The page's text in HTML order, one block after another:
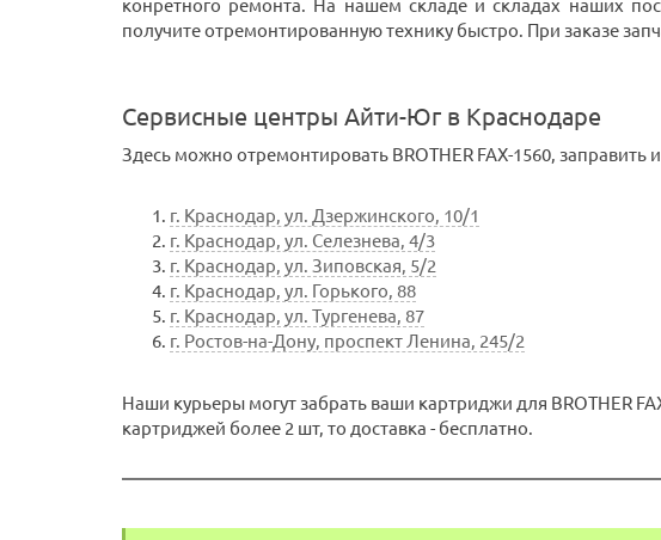
конретного ремонта. На нашем складе и складах наших
получите отремонтированную технику быстро. При заказе
Сервисные центры Айти-Юг в Краснодаре
Здесь можно отремонтировать BROTHER FAX-1560,
г. Краснодар, ул. Дзержинского, 10/1
г. Краснодар, ул. Селезнева, 4/3
г. Краснодар, ул. Зиповская, 5/2
г. Краснодар, ул. Горького, 88
г. Краснодар, ул. Тургенева, 87
г. Ростов-на-Дону, проспект Ленина, 245/2
Наши курьеры могут забрать ваши картриджи для BROTHER
картриджей более 2 шт, то доставка - бесплатно.